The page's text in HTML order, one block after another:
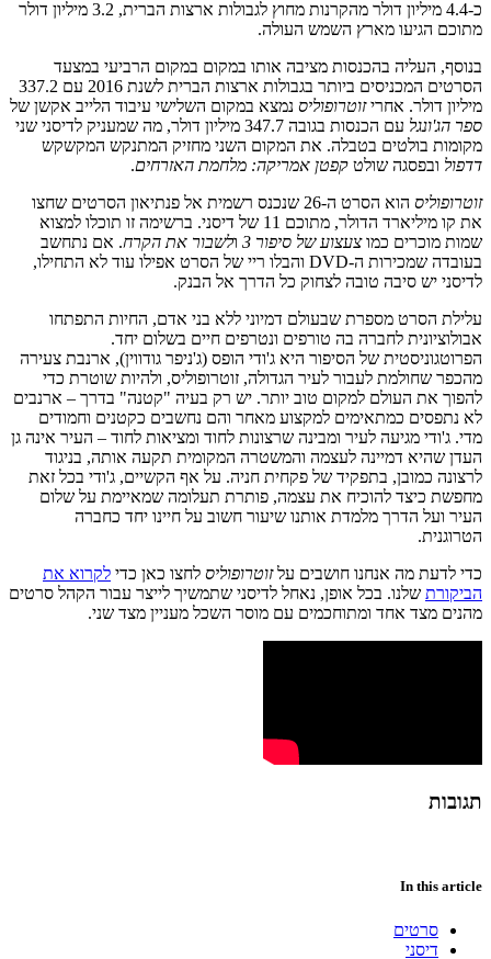
כ-4.4 מיליון דולר מהקרנות מחוץ לגבולות ארצות הברית, 3.2 מיליון דולר
מתוכם הגיעו מארץ השמש העולה.
בנוסף, העליה בהכנסות מציבה אותו במקום במקום הרביעי במצעד
הסרטים המכניסים ביותר בגבולות ארצות הברית לשנת 2016 עם 337.2
מיליון דולר. אחריזוטרופוליס נמצא במקום השלישי עיבוד הלייב אקשן של
ספר הג'ונגל
עם הכנסות בגובה 347.7 מיליון דולר, מה שמעניק לדיסני שני
מקומות בולטים בטבלה. את המקום השני מחזיק המתנקש המקשקש
דדפול ובפסגה שולט קפטן אמריקה: מלחמת האזרחים.
זוטרופוליס
הוא הסרט ה-26 שנכנס רשמית אל פנתיאון הסרטים שחצו
את קו מיליארד הדולר, מתוכם 11 של דיסני. ברשימה זו תוכלו למצוא
שמות מוכרים כמוצעצוע של סיפור 3 ולשבור את הקרח. אם נתחשב
בעובדה שמכירות ה-DVD והבלו ריי של הסרט אפילו עוד לא התחילו,
לדיסני יש סיבה טובה לצחוק כל הדרך אל הבנק.
עלילת הסרט מספרת שבעולם דמיוני ללא בני אדם, החיות התפתחו
אבולוציונית לחברה בה טורפים ונטרפים חיים בשלום יחד.
הפרוטגוניסטית של הסיפור היא ג'ודי הופס (ג'ניפר גודווין), ארנבת צעירה
מהכפר שחולמת לעבור לעיר הגדולה, זוטרופוליס, ולהיות שוטרת כדי
להפוך את העולם למקום טוב יותר. יש רק בעיה "קטנה" בדרך – ארנבים
לא נתפסים כמתאימים למקצוע מאחר והם נחשבים כקטנים וחמודים
מדי. ג'ודי מגיעה לעיר ומבינה שרצונות לחוד ומציאות לחוד – העיר אינה גן
העדן שהיא דמיינה לעצמה והמשטרה המקומית תקעה אותה, בניגוד
לרצונה כמובן, בתפקיד של פקחית חניה. על אף הקשיים, ג'ודי בכל זאת
מחפשת כיצד להוכיח את עצמה, פותרת תעלומה שמאיימת על שלום
העיר ועל הדרך מלמדת אותנו שיעור חשוב על חיינו יחד כחברה
הטרוגנית.
כדי לדעת מה אנחנו חושבים עלזוטרופוליס לחצו כאן כדי לקרוא את
הביקורת שלנו. בכל אופן, נאחל לדיסני שתמשיך לייצר עבור הקהל סרטים
מהנים מצד אחד ומתוחכמים עם מוסר השכל מעניין מצד שני.
תגובות
In this article
סרטים
דיסני